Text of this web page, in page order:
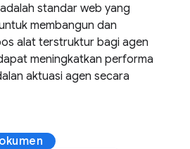
standar web yang
membangun dan
alat terstruktur bagi agen
meningkatkan performa
aktuasi agen secara